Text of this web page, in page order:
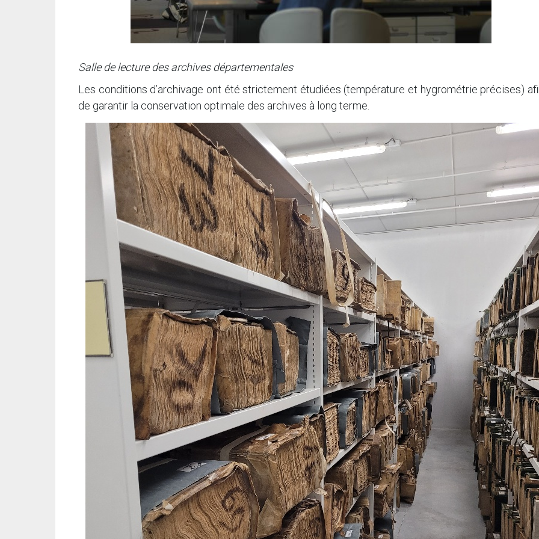
Salle de lecture des archives départementales
Les conditions d’archivage ont été strictement étudiées (température et hygrométrie précises)
de garantir la conservation optimale des archives à long terme.